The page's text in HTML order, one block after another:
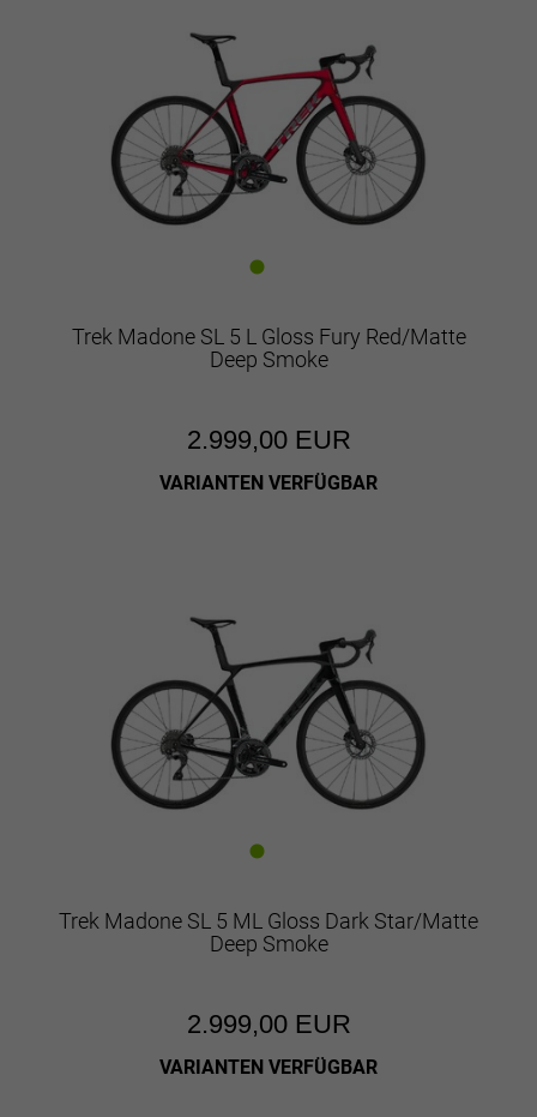
Trek Madone SL 5 L Gloss Fury Red/Matte
Deep Smoke
2.999,00 EUR
VARIANTEN VERFÜGBAR
Trek Madone SL 5 ML Gloss Dark Star/Matte
Deep Smoke
2.999,00 EUR
VARIANTEN VERFÜGBAR